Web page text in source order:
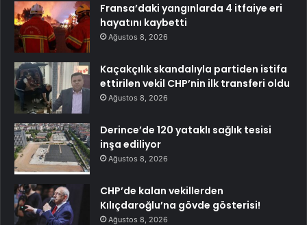
Fransa’daki yangınlarda 4 itfaiye eri
hayatını kaybetti
Ağustos 8, 2026
Kaçakçılık skandalıyla partiden istifa
ettirilen vekil CHP’nin ilk transferi oldu
Ağustos 8, 2026
Derince’de 120 yataklı sağlık tesisi
inşa ediliyor
Ağustos 8, 2026
CHP’de kalan vekillerden
Kılıçdaroğlu’na gövde gösterisi!
Ağustos 8, 2026